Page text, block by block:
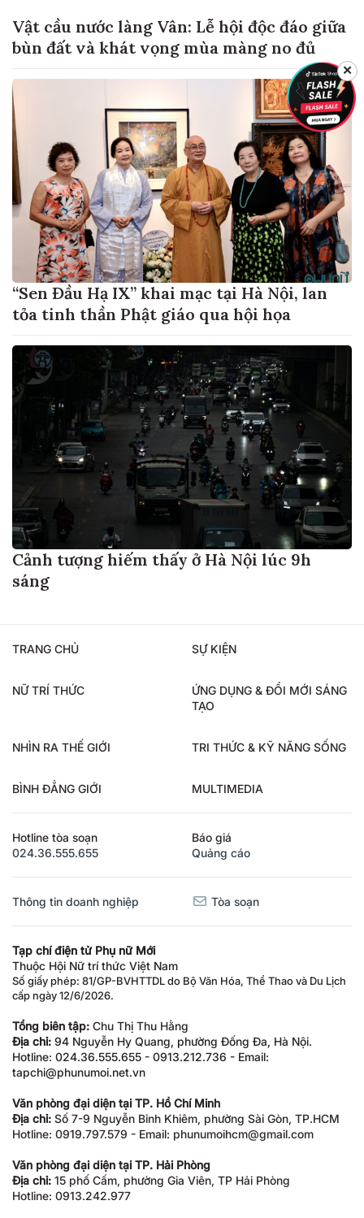
Vật cầu nước làng Vân: Lễ hội độc đáo giữa
bùn đất và khát vọng mùa màng no đủ
“Sen Đầu Hạ IX” khai mạc tại Hà Nội, lan
tỏa tinh thần Phật giáo qua hội họa
Cảnh tượng hiếm thấy ở Hà Nội lúc 9h
sáng
TRANG CHỦ SỰ KIỆN
NỮ TRÍ THỨC
ỨNG DỤNG & ĐỔI MỚI SÁNG
TẠO
NHÌN RA THẾ GIỚI TRI THỨC & KỸ NĂNG SỐNG
BÌNH ĐẲNG GIỚI MULTIMEDIA
Hotline tòa soạn
024.36.555.655
Báo giá
Quảng cáo
Thông tin doanh nghiệp Tòa soạn
Tạp chí điện tử Phụ nữ Mới
Thuộc Hội Nữ trí thức Việt Nam
Số giấy phép: 81/GP-BVHTTDL do Bộ Văn Hóa, Thể Thao và Du Lịch
cấp ngày 12/6/2026.
Tổng biên tập: Chu Thị Thu Hằng
Địa chỉ: 94 Nguyễn Hy Quang, phường Đống Đa, Hà Nội.
Hotline: 024.36.555.655 - 0913.212.736 - Email:
tapchi@phunumoi.net.vn
Văn phòng đại diện tại TP. Hồ Chí Minh
Địa chỉ: Số 7-9 Nguyễn Bỉnh Khiêm, phường Sài Gòn, TP.HCM
Hotline: 0919.797.579 - Email: phunumoihcm@gmail.com
Văn phòng đại diện tại TP. Hải Phòng
Địa chỉ: 15 phố Cấm, phường Gia Viên, TP Hải Phòng
Hotline: 0913.242.977
✕